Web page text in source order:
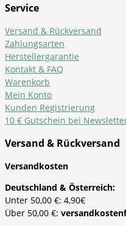
Service
Versand & Rückversand
Zahlungsarten
Herstellergarantie
Kontakt & FAQ
Warenkorb
Mein Konto
Kunden Registrierung
10 € Gutschein bei
Versand & Rückversand
Versandkosten
Deutschland & Österreich:
Unter 50,00 €: 4,90€
Über 50,00 €: